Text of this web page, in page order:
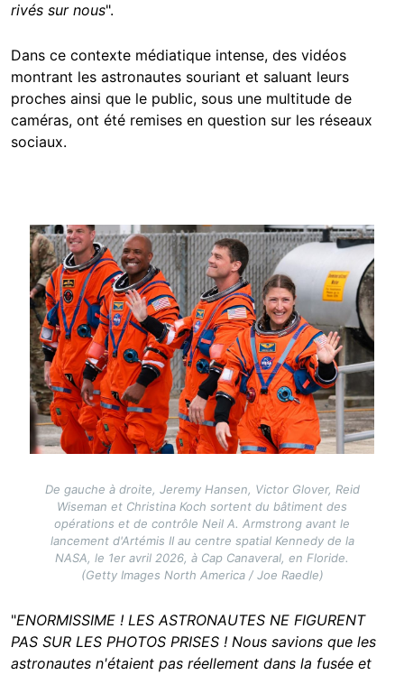
rivés sur nous".
Dans ce contexte médiatique intense, des vidéos
montrant les astronautes souriant et saluant leurs
proches ainsi que le public, sous une multitude de
caméras, ont été remises en question sur les réseaux
sociaux.
Image
De gauche à droite, Jeremy Hansen, Victor Glover, Reid
Wiseman et Christina Koch sortent du bâtiment des
opérations et de contrôle Neil A. Armstrong avant le
lancement d'Artémis II au centre spatial Kennedy de la
NASA, le 1er avril 2026, à Cap Canaveral, en Floride.
(Getty Images North America / Joe Raedle)
"ENORMISSIME ! LES ASTRONAUTES NE FIGURENT
PAS SUR LES PHOTOS PRISES ! Nous savions que les
astronautes n'étaient pas réellement dans la fusée et